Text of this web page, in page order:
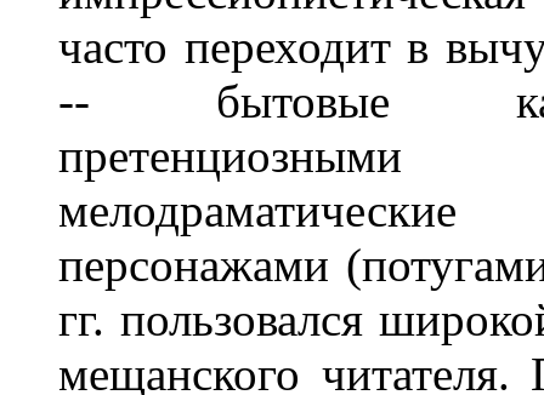
часто переходит в
-- бытовые
персонажами
гг. пользовался
мещанского